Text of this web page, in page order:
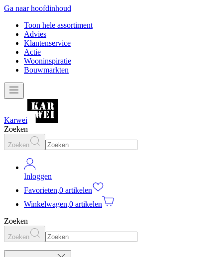
Ga naar hoofdinhoud
Toon hele assortiment
Advies
Klantenservice
Actie
Wooninspiratie
Bouwmarkten
Karwei
Zoeken
Zoeken
Inloggen
Favorieten,0 artikelen
Winkelwagen,0 artikelen
Zoeken
Zoeken